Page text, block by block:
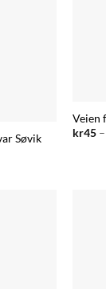
Søvik
Veien
kr45 –